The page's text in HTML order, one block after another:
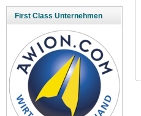
First Class Unternehmen